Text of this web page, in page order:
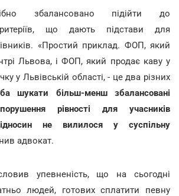
збалансовано підійти до
що дають підстави для
«Простий приклад. ФОП, який
Львова, і ФОП, який продає каву у
у Львівській області, - це два різних
шукати більш-менш збалансовані
рівності для учасників
не вилилося у суспільну
адвокат.
упевненість, що на сьогодні
людей, готових сплатити певну